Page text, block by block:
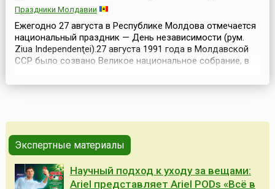
Праздники Молдавии
Ежегодно 27 августа в Республике Молдова отмечается
национальный праздник — День независимости (рум.
Ziua Independenţei).27 августа 1991 года в Молдавской
ССР было созвано Великое национальное собрание, в
принятие Декларации о независимости — документа,
Экспертные материалы
Научный подход к уходу за вещами:
Ariel представляет Ariel PODs «Всё в